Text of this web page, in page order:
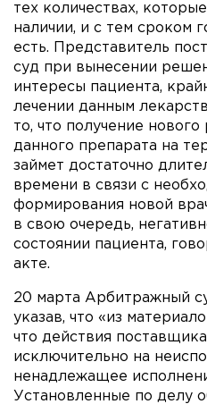
тех количествах,
наличии, и с тем сроком
есть. Представитель
суд при вынесении
интересы пациента,
лечении данным
то, что получение
данного препарата на
займет достаточно
времени в связи с
формирования новой
в свою очередь,
состоянии пациента,
акте.
20 марта Арбитражный
указав, что «из
что действия
исключительно на
ненадлежащее
Установленные по делу